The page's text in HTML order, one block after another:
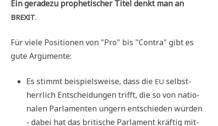
Ein gera­de­zu pro­phe­ti­scher Titel denkt man an
BREXIT.
Für vie­le Posi­tio­nen von "Pro" bis "Con­tra" gibt es
gute Argumente:
Es stimmt bei­spiels­wei­se, dass die EU selbst­
herr­lich Ent­schei­dun­gen trifft, die so von natio­
na­len Par­la­men­ten ungern ent­schie­den wür­den
- dabei hat das bri­ti­sche Par­la­ment kräf­tig mit­